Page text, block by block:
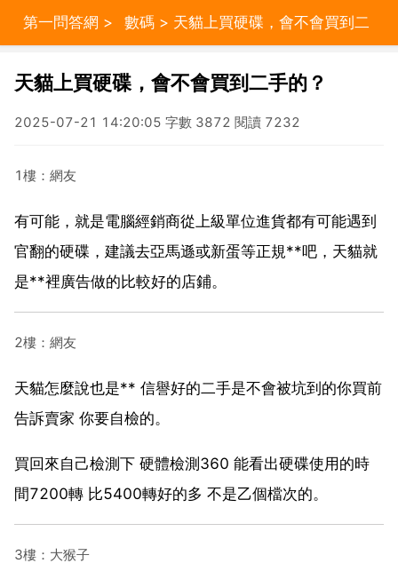
第一問答網 > 數碼 > 天貓上買硬碟，會不會買到二
天貓上買硬碟，會不會買到二手的？
2025-07-21 14:20:05 字數 3872 閱讀 7232
1樓：網友
有可能，就是電腦經銷商從上級單位進貨都有可能遇到
官翻的硬碟，建議去亞馬遜或新蛋等正規**吧，天貓就
是**裡廣告做的比較好的店鋪。
2樓：網友
天貓怎麼說也是** 信譽好的二手是不會被坑到的你買前
告訴賣家 你要自檢的。
買回來自己檢測下 硬體檢測360 能看出硬碟使用的時
間7200轉 比5400轉好的多 不是乙個檔次的。
3樓：大猴子